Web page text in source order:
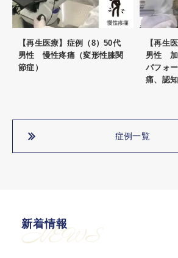
【再生医療】症例（8）50代
男性 慢性疼痛（変形性膝関
節症）
【再生
男性 加
パフォ
痛、認
症例一覧
新着情報
NEWS